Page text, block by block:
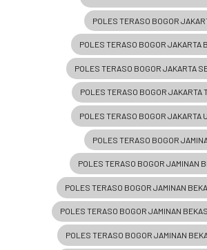
POLES TERASO BOGOR
POLES TERASO BOGOR JAKARTA
POLES TERASO BOGOR JAKARTA
POLES TERASO BOGOR JAKARTA
POLES TERASO BOGOR JAKARTA
POLES TERASO BOGOR
POLES TERASO BOGOR JAMINAN
POLES TERASO BOGOR JAMINAN
POLES TERASO BOGOR JAMINAN
POLES TERASO BOGOR JAMINAN